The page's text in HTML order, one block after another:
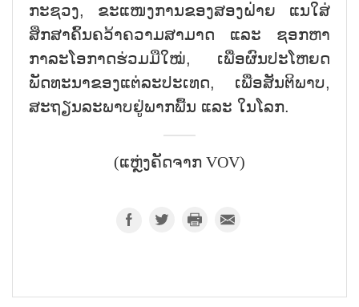
ກະຊວງ, ຂະແໜງການຂອງສອງຝ່າຍ ແນໃສ່
ສຶກສາຄົ້ນຄວ້າຄວາມສາມາດ ແລະ ຊອກຫາ
ກາລະໂອກາດຮ່ວມມືໃໝ່, ເພື່ອຜົນປະໂຫຍດ
ພັດທະນາຂອງແຕ່ລະປະເທດ, ເພື່ອສັນຕິພາບ,
ສະຖຽນລະພາບຢູ່ພາກພື້ນ ແລະ ໃນໂລກ.
(ແຫຼ່ງຄັດຈາກ VOV)